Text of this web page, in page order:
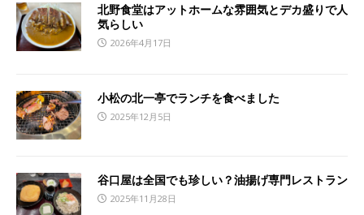
北野食堂はアットホームな雰囲気とデカ盛りで人
気らしい
2026年4月17日
小松の北一亭でランチを食べました
2025年12月5日
谷口屋は全国でも珍しい？油揚げ専門レストラン
2025年11月28日